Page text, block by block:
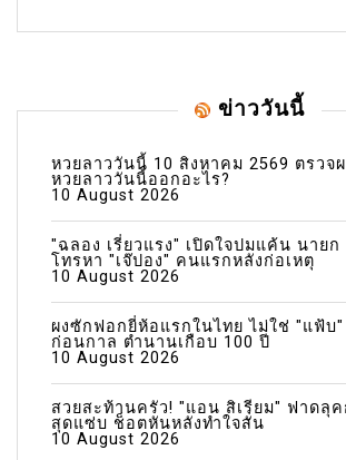
ข่าววันนี้
หวยลาววันนี้ 10 สิงหาคม 2569 ตรวจ
หวยลาววันนี้ออกอะไร?
10 August 2026
"ฉลอง เรี่ยวแรง" เปิดใจปมแค้น นาย
โทรหา "เจ๊ปอง" คนแรกหลังก่อเหตุ
10 August 2026
ผงซักฟอกยี่ห้อแรกในไทย ไม่ใช่ "แฟ้บ
ก่อนกาล ตำนานเกือบ 100 ปี
10 August 2026
สวยสะท้านครัว! "แอน สิเรียม" ฟาดลุค
สุดแซ่บ ช็อตหันหลังทำใจสั่น
10 August 2026